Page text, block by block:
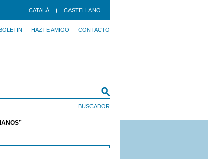
CATALÀ CASTELLANO
HAZTE AMIGO CONTACTO